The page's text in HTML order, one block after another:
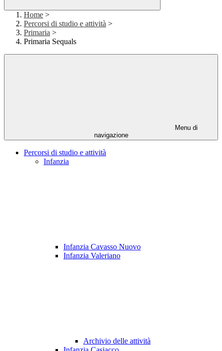
Home >
Percorsi di studio e attività >
Primaria >
Primaria Sequals
Menu di
navigazione
Percorsi di studio e attività
Infanzia
Infanzia Cavasso Nuovo
Infanzia Valeriano
Archivio delle attività